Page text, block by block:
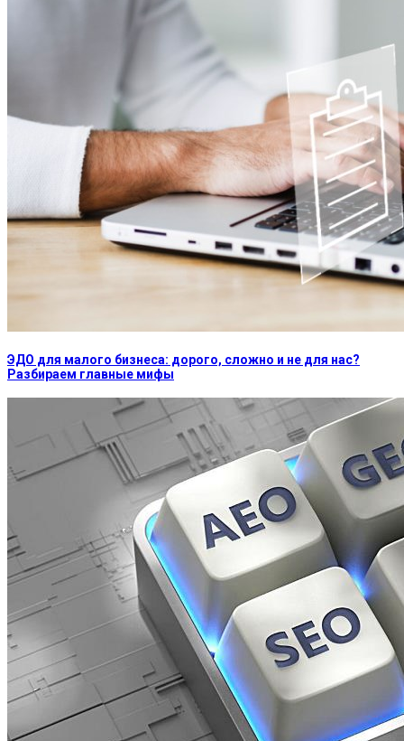
ЭДО для малого бизнеса: дорого, сложно и не для нас?
Разбираем главные мифы